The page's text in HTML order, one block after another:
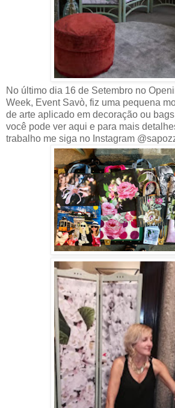
No último dia 16 de Setembro no
Week, Event Savò, fiz uma pequena
de arte aplicado em decoração ou
você pode ver aqui e para mais
trabalho me siga no Instagram